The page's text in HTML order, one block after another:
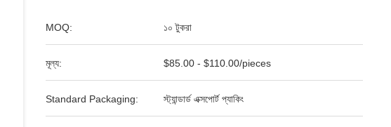
MOQ: ১০ টুকরা
মূল্য: $85.00 - $110.00/pieces
Standard Packaging: স্ট্যান্ডার্ড এক্সপোর্ট প্যাকিং